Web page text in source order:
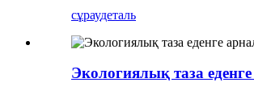
сұраудеталь
Экологиялық таза